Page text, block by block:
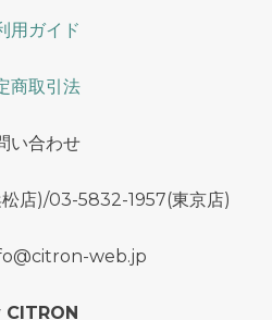
用ガイド
商取引法
い合わせ
店)/03-5832-1957(東京店)
web.jp
CITRON